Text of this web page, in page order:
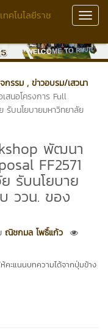
คโนโลยีราช
กรรม , ข่าวอบรม/เสวนา
นอโครงการ Full
รับนโยบายมหาวิทยาลัย
พัฒนา
FF2571
รับนโยบาย
ววน. ของ
ณิชกมล โพธิ์แก้ว
คะแนนบทความได้จากปุ่มข้าง